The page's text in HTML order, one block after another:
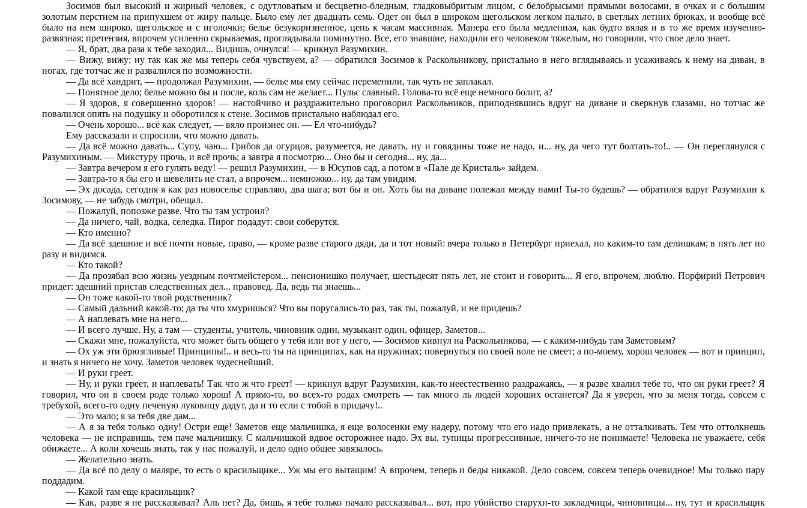
Зосимов был высокий и жирный человек, с одутловатым и бесцветно-бледным, гладковыбритым лицом, с белобрысыми прямыми волосами, в очках и с большим
золотым перстнем на припухшем от жиру пальце. Было ему лет двадцать семь. Одет он был в широком щегольском легком пальто, в светлых летних брюках, и вообще всё
было на нем широко, щегольское и с иголочки; белье безукоризненное, цепь к часам массивная. Манера его была медленная, как будто вялая и в то же время изученно-
развязная; претензия, впрочем усиленно скрываемая, проглядывала поминутно. Все, его знавшие, находили его человеком тяжелым, но говорили, что свое дело знает.
— Я, брат, два раза к тебе заходил... Видишь, очнулся! — крикнул Разумихин.
— Вижу, вижу; ну так как же мы теперь себя чувствуем, а? — обратился Зосимов к Раскольникову, пристально в него вглядываясь и усаживаясь к нему на диван, в
ногах, где тотчас же и развалился по возможности.
— Да всё хандрит, — продолжал Разумихин, — белье мы ему сейчас переменили, так чуть не заплакал.
— Понятное дело; белье можно бы и после, коль сам не желает... Пульс славный. Голова-то всё еще немного болит, а?
— Я здоров, я совершенно здоров! — настойчиво и раздражительно проговорил Раскольников, приподнявшись вдруг на диване и сверкнув глазами, но тотчас же
повалился опять на подушку и оборотился к стене. Зосимов пристально наблюдал его.
— Очень хорошо... всё как следует, — вяло произнес он. — Ел что-нибудь?
Ему рассказали и спросили, что можно давать.
— Да всё можно давать... Супу, чаю... Грибов да огурцов, разумеется, не давать, ну и говядины тоже не надо, и... ну, да чего тут болтать-то!.. — Он переглянулся с
Разумихиным. — Микстуру прочь, и всё прочь; а завтра я посмотрю... Оно бы и сегодня... ну, да...
— Завтра вечером я его гулять веду! — решил Разумихин, — в Юсупов сад, а потом в «Пале де Кристаль» зайдем.
— Завтра-то я бы его и шевелить не стал, а впрочем... немножко... ну, да там увидим.
— Эх досада, сегодня я как раз новоселье справляю, два шага; вот бы и он. Хоть бы на диване полежал между нами! Ты-то будешь? — обратился вдруг Разумихин к
Зосимову, — не забудь смотри, обещал.
— Пожалуй, попозже разве. Что ты там устроил?
— Да ничего, чай, водка, селедка. Пирог подадут: свои соберутся.
— Кто именно?
— Да всё здешние и всё почти новые, право, — кроме разве старого дяди, да и тот новый: вчера только в Петербург приехал, по каким-то там делишкам; в пять лет по
разу и видимся.
— Кто такой?
— Да прозябал всю жизнь уездным почтмейстером... пенсионишко получает, шестьдесят пять лет, не стоит и говорить... Я его, впрочем, люблю. Порфирий Петрович
придет: здешний пристав следственных дел... правовед. Да, ведь ты знаешь...
— Он тоже какой-то твой родственник?
— Самый дальний какой-то; да ты что хмуришься? Что вы поругались-то раз, так ты, пожалуй, и не придешь?
— А наплевать мне на него...
— И всего лучше. Ну, а там — студенты, учитель, чиновник один, музыкант один, офицер, Заметов...
— Скажи мне, пожалуйста, что может быть общего у тебя или вот у него, — Зосимов кивнул на Раскольникова, — с каким-нибудь там Заметовым?
— Ох уж эти брюзгливые! Принципы!.. и весь-то ты на принципах, как на пружинах; повернуться по своей воле не смеет; а по-моему, хорош человек — вот и принцип,
и знать я ничего не хочу. Заметов человек чудеснейший.
— И руки греет.
— Ну, и руки греет, и наплевать! Так что ж что греет! — крикнул вдруг Разумихин, как-то неестественно раздражаясь, — я разве хвалил тебе то, что он руки греет? Я
говорил, что он в своем роде только хорош! А прямо-то, во всех-то родах смотреть — так много ль людей хороших останется? Да я уверен, что за меня тогда, совсем с
требухой, всего-то одну печеную луковицу дадут, да и то если с тобой в придачу!..
— Это мало; я за тебя две дам...
— А я за тебя только одну! Остри еще! Заметов еще мальчишка, я еще волосенки ему надеру, потому что его надо привлекать, а не отталкивать. Тем что оттолкнешь
человека — не исправишь, тем паче мальчишку. С мальчишкой вдвое осторожнее надо. Эх вы, тупицы прогрессивные, ничего-то не понимаете! Человека не уважаете, себя
обижаете... А коли хочешь знать, так у нас пожалуй, и дело одно общее завязалось.
— Желательно знать.
— Да всё по делу о маляре, то есть о красильщике... Уж мы его вытащим! А впрочем, теперь и беды никакой. Дело совсем, совсем теперь очевидное! Мы только пару
поддадим.
— Какой там еще красильщик?
— Как, разве я не рассказывал? Аль нет? Да, бишь, я тебе только начало рассказывал... вот, про убийство старухи-то закладчицы, чиновницы... ну, тут и красильщик